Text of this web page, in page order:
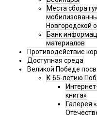
Места сбора
Новгородской
Банк
материалов
Противодействие
Доступная среда
Великой Победе
К 65-летию
книга»
Галерея